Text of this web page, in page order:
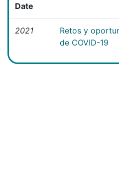
Date
2021
Retos y
de COVID-19